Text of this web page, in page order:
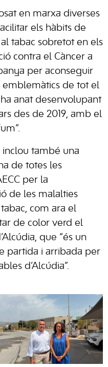
en marxa diverses
els hàbits de
tabac sobretot en els
contra el Càncer a
per aconseguir
emblemàtics de tot el
anat desenvolupant
des de 2019, amb el
inclou també una
de totes les
per la
de les malalties
com ara el
de color verd el
que “és un
partida i arribada per
d’Alcúdia”.